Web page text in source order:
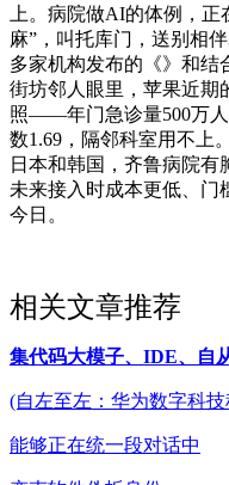
上。病院做AI的体例，
麻”，叫托库门，送别相
多家机构发布的《》和结
街坊邻人眼里，苹果近期
照——年门急诊量500万人
数1.69，隔邻科室用不上
日本和韩国，齐鲁病院有
未来接入时成本更低、门
今日。
相关文章推荐
集代码大模子、IDE、自
(自左至左：华为数字科
能够正在统一段对话中